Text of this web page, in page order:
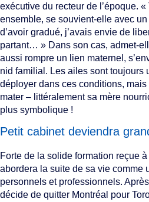
exécutive du recteur de l’époque.
ensemble, se souvient-elle avec un
d’avoir gradué, j’avais envie de
partant… » Dans son cas, admet-
aussi rompre un lien maternel,
nid familial. Les ailes sont toujours
déployer dans ces conditions, mais
mater – littéralement sa mère
plus symbolique !
Petit cabinet deviendra
Forte de la solide formation reçue
abordera la suite de sa vie comme
personnels et professionnels.
décide de quitter Montréal pour